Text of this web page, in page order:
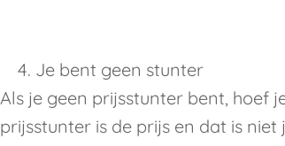
Je bent geen stunter
Als je geen prijsstunter bent, hoef
prijsstunter is de prijs en dat is